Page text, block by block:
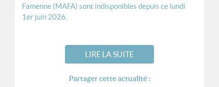
Famenne (MAFA) sont indisponibles depuis ce lundi
1er juin 2026.
LIRE LA SUITE
Partager cette actualité :